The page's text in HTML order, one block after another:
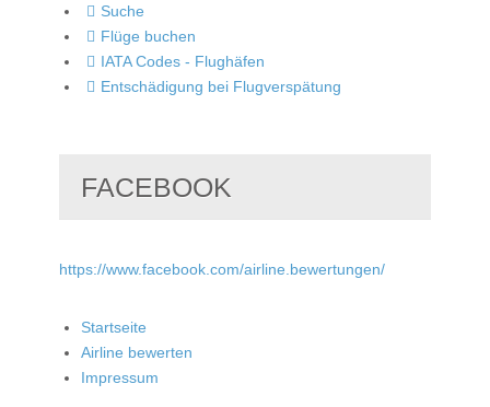
Suche
Flüge buchen
IATA Codes - Flughäfen
Entschädigung bei Flugverspätung
FACEBOOK
https://www.facebook.com/airline.bewertungen/
Startseite
Airline bewerten
Impressum